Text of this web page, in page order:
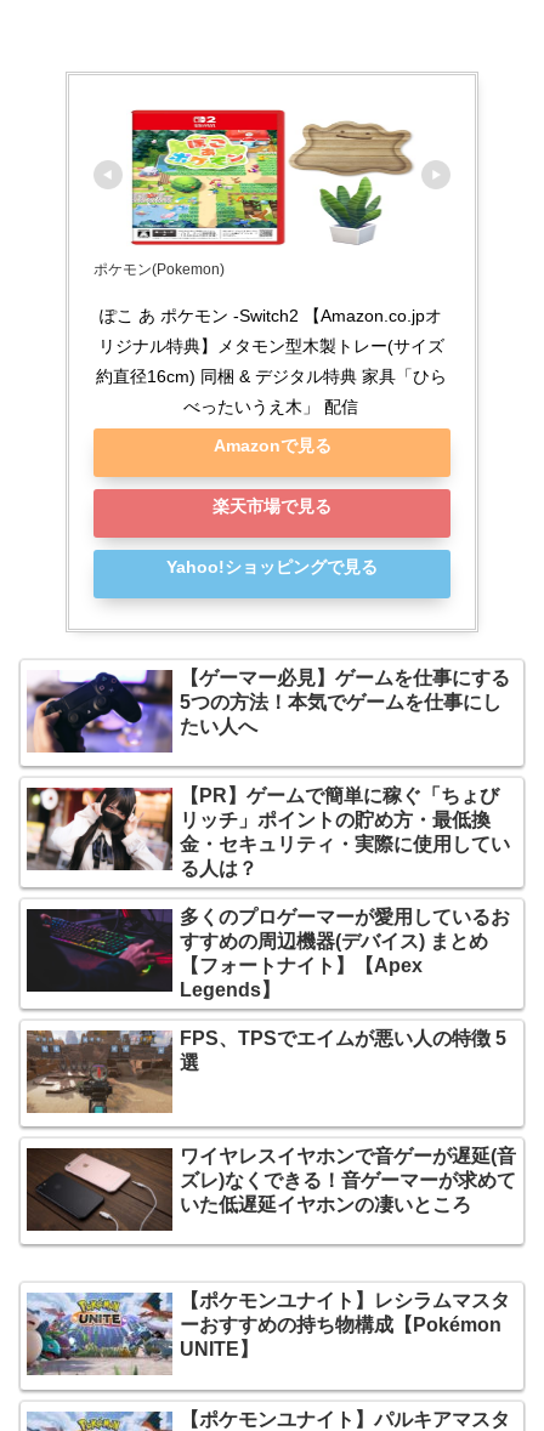
ポケモン(Pokemon)
ぽこ あ ポケモン -Switch2 【Amazon.co.jpオ
リジナル特典】メタモン型木製トレー(サイズ
約直径16cm) 同梱 & デジタル特典 家具「ひら
べったいうえ木」 配信
Amazonで見る
楽天市場で見る
Yahoo!ショッピングで見る
【ゲーマー必見】ゲームを仕事にする
5つの方法！本気でゲームを仕事にし
たい人へ
【PR】ゲームで簡単に稼ぐ「ちょび
リッチ」ポイントの貯め方・最低換
金・セキュリティ・実際に使用してい
る人は？
多くのプロゲーマーが愛用しているお
すすめの周辺機器(デバイス) まとめ
【フォートナイト】【Apex
Legends】
FPS、TPSでエイムが悪い人の特徴 5
選
ワイヤレスイヤホンで音ゲーが遅延(音
ズレ)なくできる！音ゲーマーが求めて
いた低遅延イヤホンの凄いところ
【ポケモンユナイト】レシラムマスタ
ーおすすめの持ち物構成【Pokémon
UNITE】
【ポケモンユナイト】パルキアマスタ